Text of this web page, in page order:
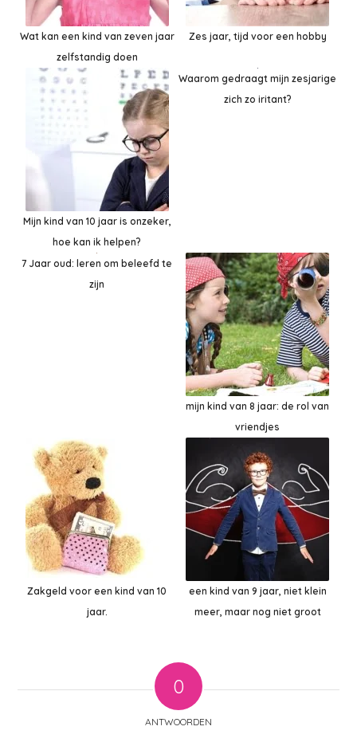
Wat kan een kind van zeven jaar
zelfstandig doen
Zes jaar, tijd voor een hobby
Mijn kind van 10 jaar is onzeker,
hoe kan ik helpen?
Waarom gedraagt mijn zesjarige
zich zo iritant?
7 Jaar oud: leren om beleefd te
zijn
mijn kind van 8 jaar: de rol van
vriendjes
Zakgeld voor een kind van 10
jaar.
een kind van 9 jaar, niet klein
meer, maar nog niet groot
0
ANTWOORDEN